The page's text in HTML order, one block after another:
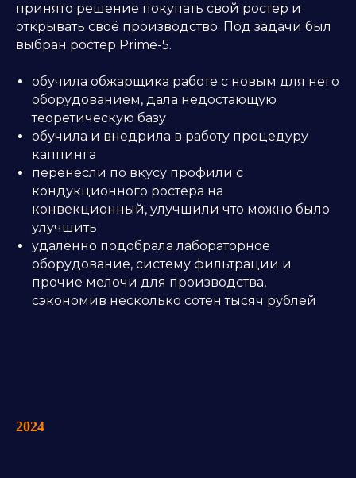
принято решение покупать свой ростер и
открывать своё производство. Под задачи был
выбран ростер Prime-5.
обучила обжарщика работе с новым для него
оборудованием, дала недостающую
теоретическую базу
обучила и внедрила в работу процедуру
каппинга
перенесли по вкусу профили с
кондукционного ростера на
конвекционный, улучшили что можно было
улучшить
удалённо подобрала лабораторное
оборудование, систему фильтрации и
прочие мелочи для производства,
сэкономив несколько сотен тысяч рублей
2024